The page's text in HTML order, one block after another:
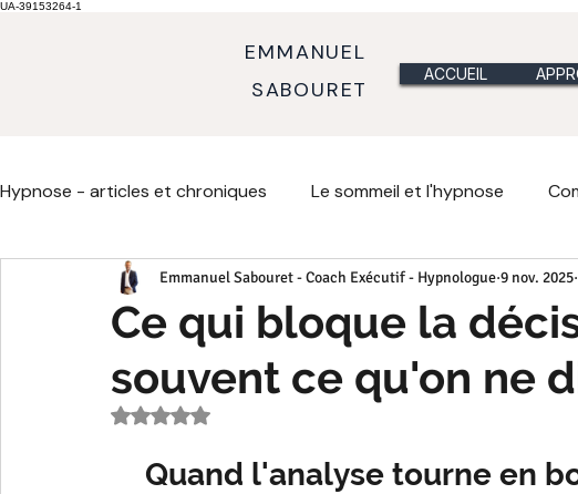
UA-39153264-1
EMMANUEL
SABOURET
ACCUEIL
Hypnose - articles et chroniques Le sommeil et l'hypnose
Métaphores comportement et émotions Métaphores et
Communiquer Fondement de l'hypnose Chronique du
Crise
Ce qui bloque la
souvent ce qu'on ne
Emmanuel Sabouret - Coach Exécutif - Hypnologue 9 nov. 2025
Noté NaN étoiles sur 5.
Quand l'analyse tourne en